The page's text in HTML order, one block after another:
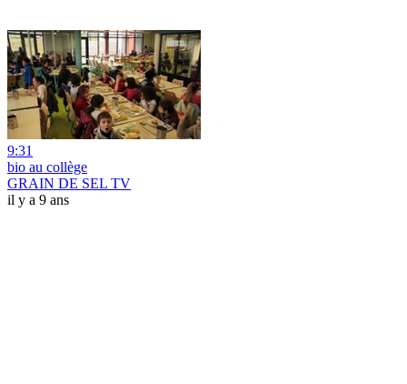
9:31
bio au collège
GRAIN DE SEL TV
il y a 9 ans